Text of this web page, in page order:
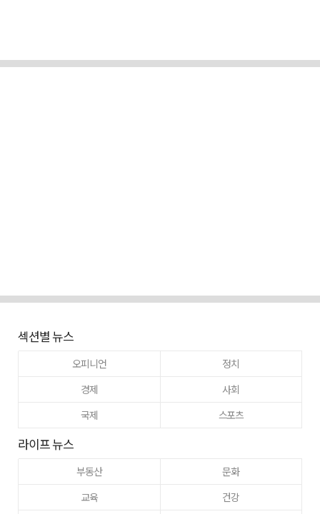
섹션별 뉴스
오피니언
정치
경제
사회
국제
스포츠
라이프 뉴스
부동산
문화
교육
건강